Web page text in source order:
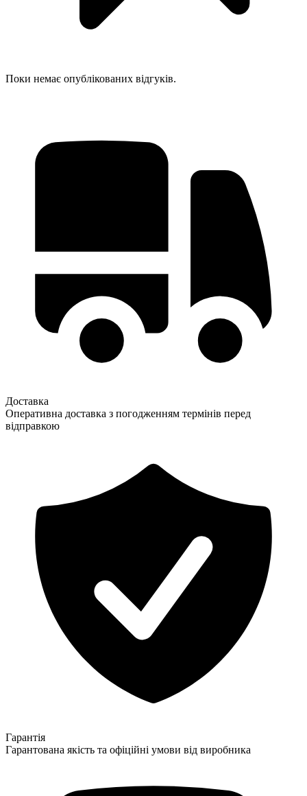
Поки немає опублікованих відгуків.
Доставка
Оперативна доставка з погодженням термінів перед
відправкою
Гарантія
Гарантована якість та офіційні умови від виробника